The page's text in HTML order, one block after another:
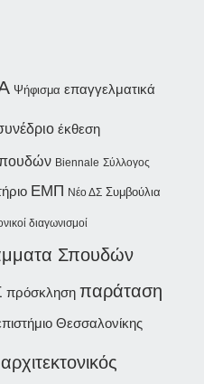
Ψήφισμα επαγγελματικά
έκθεση
Biennale Σύλλογος
ΕΜΠ Νέο ΔΣ Συμβούλια
διαγωνισμοί
Σπουδών
πρόσκληση παράταση
Θεσσαλονίκης
αρχιτεκτονικός